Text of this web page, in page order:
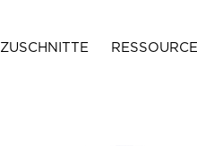
ZUSCHNITTE